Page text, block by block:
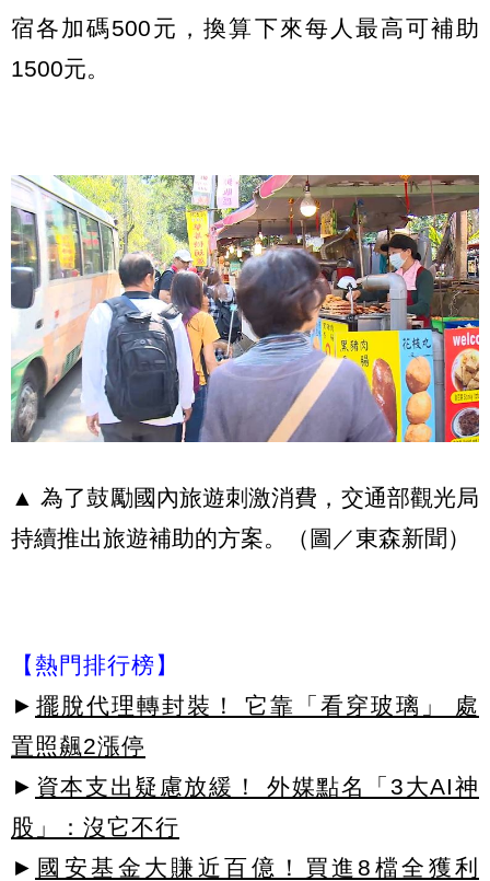
宿各加碼500元，換算下來每人最高可補助
1500元。
▲ 為了鼓勵國內旅遊刺激消費，交通部觀光局
持續推出旅遊補助的方案。（圖／東森新聞）
【熱門排行榜】
► 擺脫代理轉封裝！ 它靠「看穿玻璃」 處
置照飆2漲停
► 資本支出疑慮放緩！ 外媒點名「3大AI神
股」：沒它不行
► 國安基金大賺近百億！買進8檔全獲利